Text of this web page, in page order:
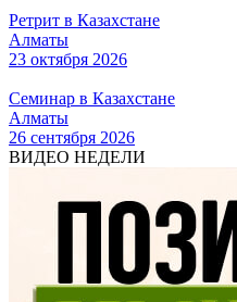
Ретрит в Казахстане
Алматы
23 октября 2026
Семинар в Казахстане
Алматы
26 сентября 2026
ВИДЕО НЕДЕЛИ